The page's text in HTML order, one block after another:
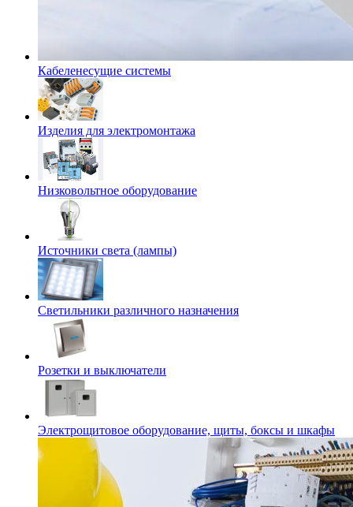
Кабеленесущие системы
Изделия для электромонтажа
Низковольтное оборудование
Источники света (лампы)
Светильники различного назначения
Розетки и выключатели
Электрощитовое оборудование, щиты, боксы и шкафы